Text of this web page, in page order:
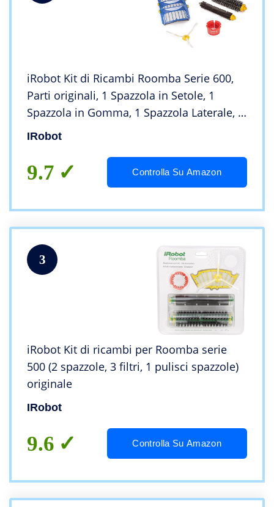
iRobot Kit di Ricambi Roomba Serie 600,
Parti originali, 1 Spazzola in Setole, 1
Spazzola in Gomma, 1 Spazzola Laterale, 3
Filtri AeroVac Blu, 1 Accessorio per la
IRobot
9.7 Controlla Su Amazon
3
iRobot Kit di ricambi per Roomba serie
500 (2 spazzole, 3 filtri, 1 pulisci spazzole)
originale
IRobot
9.6 Controlla Su Amazon